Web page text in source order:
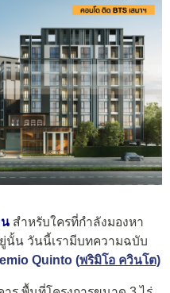
สำหรับใครที่กำลังมองหา
นั้น วันนี้เรามีบทความฉบับ
Quinto (พริมิโอ ควินโต)